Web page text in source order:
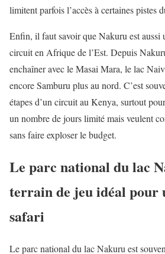
limitent parfois l’accès à certaines pistes
Enfin, il faut savoir que Nakuru est aussi
circuit en Afrique de l’Est. Depuis
enchaîner avec le Masai Mara, le lac
encore Samburu plus au nord. C’est
étapes d’un circuit au Kenya, surtout
un nombre de jours limité mais veulent
sans faire exploser le budget.
Le parc national du lac
terrain de jeu idéal pour
safari
Le parc national du lac Nakuru est